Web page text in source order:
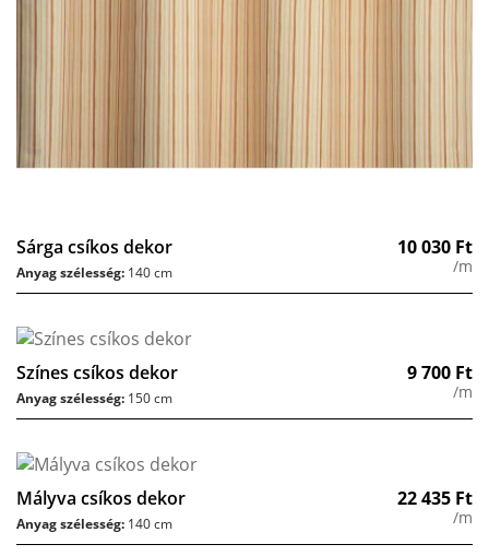
Sárga csíkos dekor 10 030 Ft
/m
Anyag szélesség: 140 cm
Színes csíkos dekor 9 700 Ft
/m
Anyag szélesség: 150 cm
Mályva csíkos dekor 22 435 Ft
/m
Anyag szélesség: 140 cm